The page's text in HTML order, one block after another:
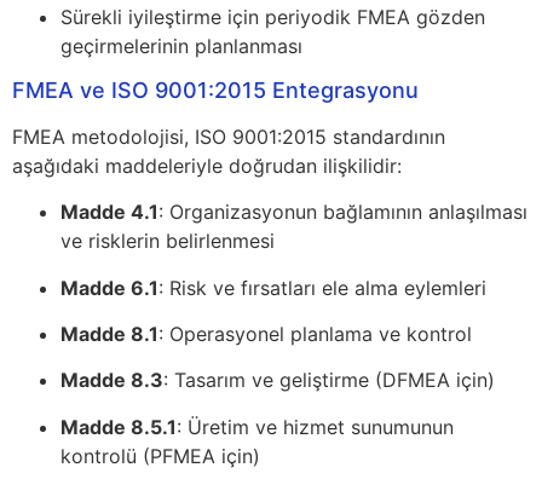
Sürekli iyileştirme için periyodik FMEA gözden
geçirmelerinin planlanması
FMEA ve ISO 9001:2015 Entegrasyonu
FMEA metodolojisi, ISO 9001:2015 standardının
aşağıdaki maddeleriyle doğrudan ilişkilidir:
Madde 4.1: Organizasyonun bağlamının anlaşılması
ve risklerin belirlenmesi
Madde 6.1: Risk ve fırsatları ele alma eylemleri
Madde 8.1: Operasyonel planlama ve kontrol
Madde 8.3: Tasarım ve geliştirme (DFMEA için)
Madde 8.5.1: Üretim ve hizmet sunumunun
kontrolü (PFMEA için)